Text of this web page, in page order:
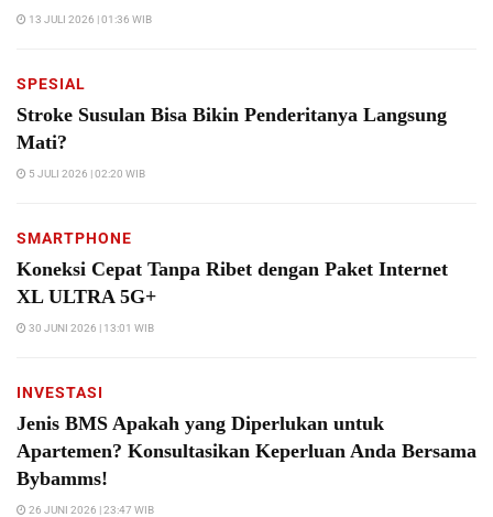
13 JULI 2026 | 01:36 WIB
SPESIAL
Stroke Susulan Bisa Bikin Penderitanya Langsung
Mati?
5 JULI 2026 | 02:20 WIB
SMARTPHONE
Koneksi Cepat Tanpa Ribet dengan Paket Internet
XL ULTRA 5G+
30 JUNI 2026 | 13:01 WIB
INVESTASI
Jenis BMS Apakah yang Diperlukan untuk
Apartemen? Konsultasikan Keperluan Anda Bersama
Bybamms!
26 JUNI 2026 | 23:47 WIB